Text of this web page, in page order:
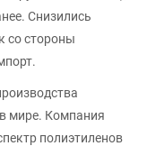
Снизились
со стороны
мире. Компания
полиэтиленов